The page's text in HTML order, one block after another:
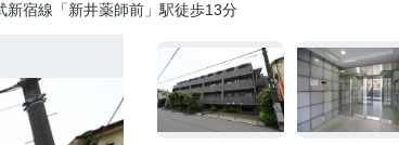
新宿線「新井薬師前」駅徒歩13分